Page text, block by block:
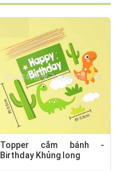
Topper cắm bánh -
Birthday Khủng long